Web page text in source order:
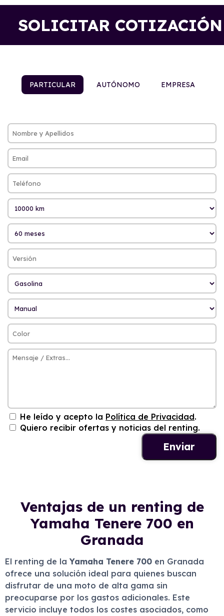
SOLICITAR COTIZACIÓN
PARTICULAR AUTÓNOMO EMPRESA
He leído y acepto la Política de Privacidad.
Quiero recibir ofertas y noticias del renting.
Ventajas de un renting de
Yamaha Tenere 700 en
Granada
El renting de la Yamaha Tenere 700 en Granada
ofrece una solución ideal para quienes buscan
disfrutar de una moto de alta gama sin
preocuparse por los gastos adicionales. Este
servicio incluye todos los costes asociados, como